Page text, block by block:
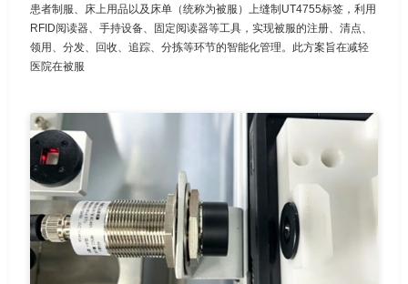
患者制服、床上用品以及床单（统称为被服）上缝制UT4755标签，利用
RFID阅读器、手持设备、固定阅读器等工具，实现被服的注册、清点、
领用、分发、回收、追踪、分拣等环节的智能化管理。此方案旨在减轻
医院在被服